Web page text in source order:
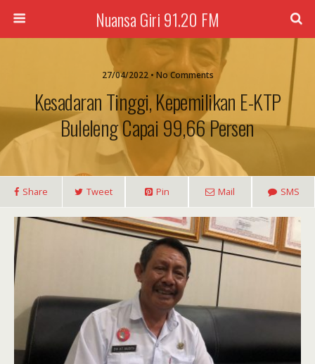
Nuansa Giri 91.20 FM
27/04/2022 • No Comments
Kesadaran Tinggi, Kepemilikan E-KTP
Buleleng Capai 99,66 Persen
Share Tweet Pin Mail SMS